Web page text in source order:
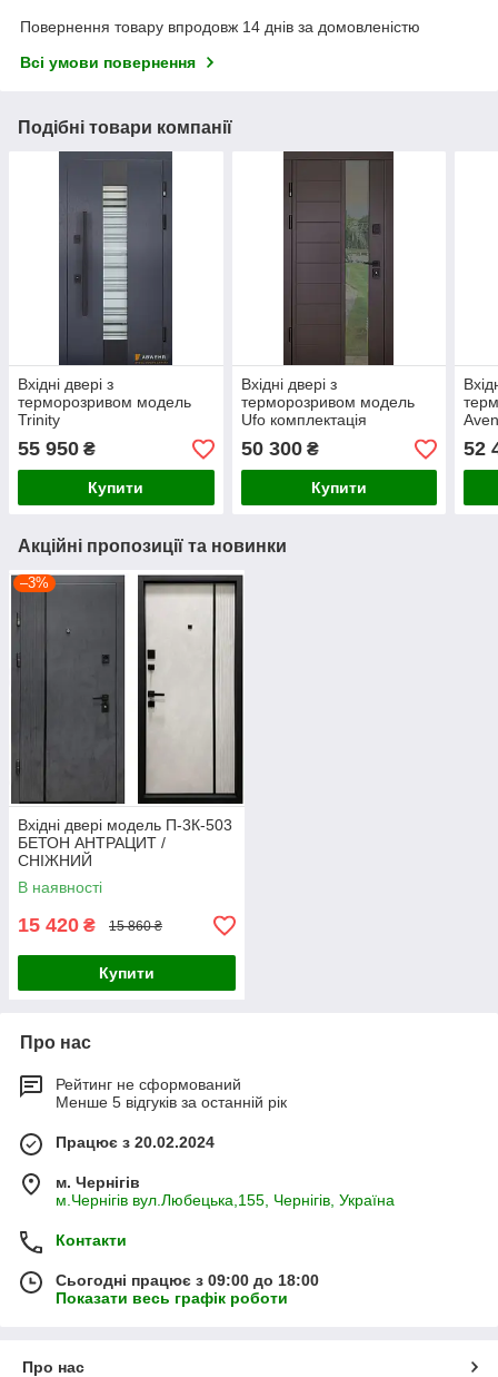
Повернення товару впродовж 14 днів за домовленістю
Всі умови повернення
Подібні товари компанії
Вхідні двері з
терморозривом модель
Trinity
55 950 ₴
Купити
Вхідні двері з
терморозривом модель
Ufo комплектація
COTTAGE ABWEHR (367)
50 300₴
Купити
52
Акційні пропозиції та новинки
–3%
Вхідні двері модель П-3К-503
БЕТОН АНТРАЦИТ /
СНІЖНИЙ
В наявності
15 420 ₴ 15 860 ₴
Купити
Про нас
Рейтинг не сформований
Менше 5 відгуків за останній рік
Працює з 20.02.2024
м. Чернігів
м.Чернігів вул.Любецька,155, Чернігів, Україна
Контакти
Сьогодні працює з 09:00 до 18:00
Показати весь графік роботи
Про нас